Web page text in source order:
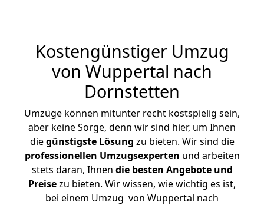
Kostengünstiger Umzug
von Wuppertal nach
Dornstetten
Umzüge können mitunter recht kostspielig sein,
aber keine Sorge, denn wir sind hier, um Ihnen
diegünstigste Lösung zu bieten. Wir sind die
professionellen Umzugsexperten und arbeiten
stets daran, Ihnen die besten Angebote und
Preisezu bieten. Wir wissen, wie wichtig es ist,
bei einem Umzug von Wuppertal nach